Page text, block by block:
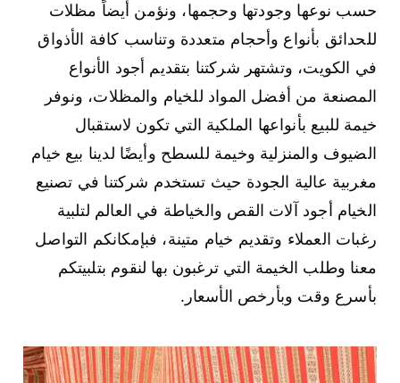
حسب نوعها وجودتها وحجمها، ونؤمن أيضاً مظلات
للحدائق بأنواع وأحجام متعددة وتناسب كافة الأذواق
في الكويت، وتشتهر شركتنا بتقديم أجود الأنواع
المصنعة من أفضل المواد للخيام والمظلات، ونوفر
خيمة للبيع بأنواعها الملكية التي تكون لاستقبال
الضيوف والمنزلية وخيمة للسطح وأيضًا لدينا بيع خيام
مغربية عالية الجودة حيث تستخدم شركتنا في تصنيع
الخيام أجود آلات القص والخياطة في العالم لتلبية
رغبات العملاء وتقديم خيام متينة، فبإمكانكم التواصل
معنا وطلب الخيمة التي ترغبون بها لنقوم بتلبيتكم
بأسرع وقت وبأرخص الأسعار.